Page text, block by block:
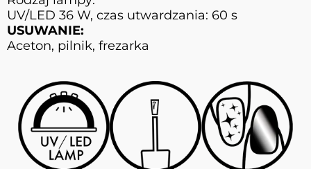
UV/LED 36 W, czas utwardzania: 60 s
USUWANIE:
Aceton, pilnik, frezarka